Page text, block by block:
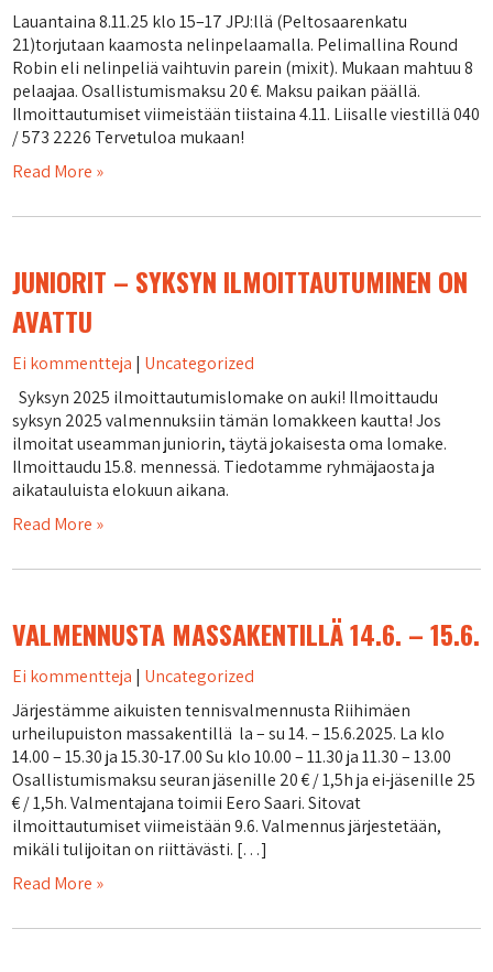
Lauantaina 8.11.25 klo 15–17 JPJ:llä (Peltosaarenkatu
21)torjutaan kaamosta nelinpelaamalla. Pelimallina Round
Robin eli nelinpeliä vaihtuvin parein (mixit). Mukaan mahtuu 8
pelaajaa. Osallistumismaksu 20 €. Maksu paikan päällä.
Ilmoittautumiset viimeistään tiistaina 4.11. Liisalle viestillä 040
/ 573 2226 Tervetuloa mukaan!
Read More »
JUNIORIT – SYKSYN ILMOITTAUTUMINEN ON
AVATTU
Ei kommentteja | Uncategorized
Syksyn 2025 ilmoittautumislomake on auki! Ilmoittaudu
syksyn 2025 valmennuksiin tämän lomakkeen kautta! Jos
ilmoitat useamman juniorin, täytä jokaisesta oma lomake.
Ilmoittaudu 15.8. mennessä. Tiedotamme ryhmäjaosta ja
aikatauluista elokuun aikana.
Read More »
VALMENNUSTA MASSAKENTILLÄ 14.6. – 15.6.
Ei kommentteja | Uncategorized
Järjestämme aikuisten tennisvalmennusta Riihimäen
urheilupuiston massakentillä la – su 14. – 15.6.2025. La klo
14.00 – 15.30 ja 15.30-17.00 Su klo 10.00 – 11.30 ja 11.30 – 13.00
Osallistumismaksu seuran jäsenille 20 € / 1,5h ja ei-jäsenille 25
€ / 1,5h. Valmentajana toimii Eero Saari. Sitovat
ilmoittautumiset viimeistään 9.6. Valmennus järjestetään,
mikäli tulijoitan on riittävästi. […]
Read More »